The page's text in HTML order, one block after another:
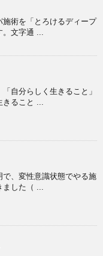
術を「とろけるディープ
。文字通 ...
自分らしく生きること」
きること ...
で、変性意識状態でやる施
ました（ ...